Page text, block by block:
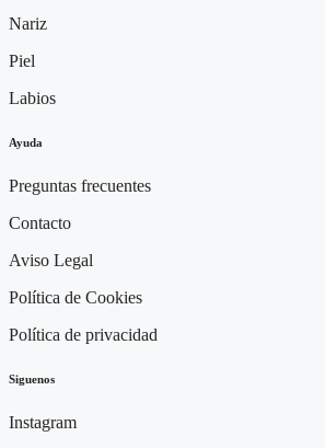
Nariz
Piel
Labios
Ayuda
Preguntas frecuentes
Contacto
Aviso Legal
Política de Cookies
Política de privacidad
Siguenos
Instagram